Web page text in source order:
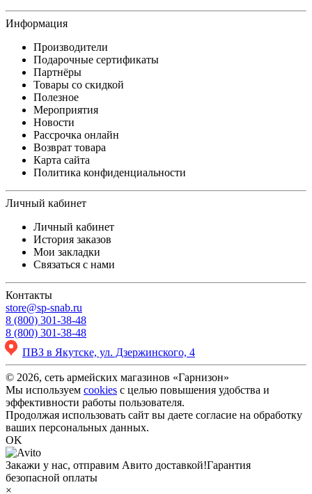
Информация
Производители
Подарочные сертификаты
Партнёры
Товары со скидкой
Полезное
Мероприятия
Новости
Рассрочка онлайн
Возврат товара
Карта сайта
Политика конфиденциальности
Личный кабинет
Личный кабинет
История заказов
Мои закладки
Связаться с нами
Контакты
store@sp-snab.ru
8 (800) 301-38-48
8 (800) 301-38-48
ПВЗ в Якутске, ул. Дзержинского, 4
© 2026, сеть армейских магазинов «Гарнизон»
Мы используем cookies с целью повышения удобства и
эффективности работы пользователя.
Продолжая использовать сайт вы даете согласие на обработку
ваших персональных данных.
OK
Закажи у нас, отправим Авито доставкой!Гарантия
безопасной оплаты
×